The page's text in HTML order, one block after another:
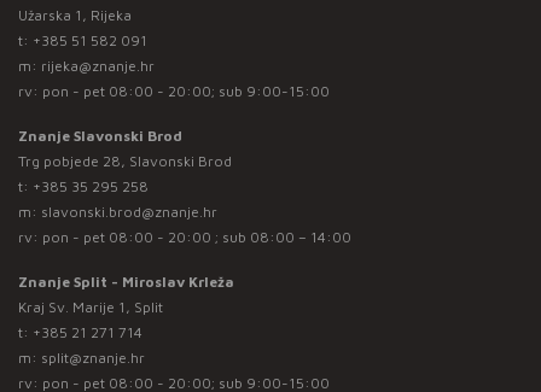
Užarska 1, Rijeka
t: +385 51 582 091
m: rijeka@znanje.hr
rv: pon - pet 08:00 - 20:00; sub 9:00-15:00
Znanje Slavonski Brod
Trg pobjede 28, Slavonski Brod
t: +385 35 295 258
m: slavonski.brod@znanje.hr
rv: pon - pet 08:00 - 20:00 ; sub 08:00 – 14:00
Znanje Split - Miroslav Krleža
Kraj Sv. Marije 1, Split
t: +385 21 271 714
m: split@znanje.hr
rv: pon - pet 08:00 - 20:00; sub 9:00-15:00